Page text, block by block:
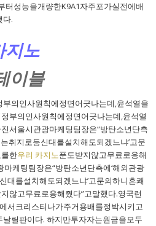
터성능을개량한K9A1자주포가실전에배
다.
지노
이블
의인사원칙에정면어긋나는데,윤석열을
부의인사원칙에정면어긋나는데,윤석열
서울시관광마케팅팀장은“방탄소년단측
취지로등신대를설치해도되겠느냐’고문
한우리 카지노푼도받지않고무료로응해
케팅팀장은“방탄소년단측에‘해외관광
대를설치해도되겠느냐’고문의하니흔쾌
않고무료로응해줬다”고말했다.영국런
서크리스티나가주거용배를정박시키고
릴판이다. 하지만투자자는원금을모두